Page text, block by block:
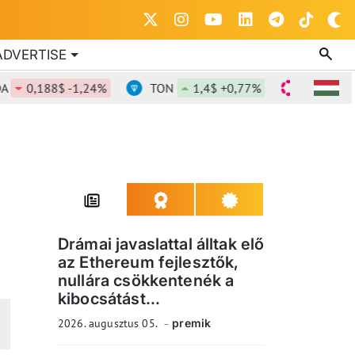
-1,24% TON 1,4$ +0,77% DOT
Drámai javaslattal álltak elő
az Ethereum fejlesztők,
nullára csökkentenék a
kibocsátást...
2026. augusztus 05. premik